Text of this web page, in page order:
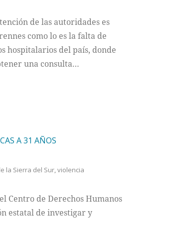
de las autoridades es
como lo es la falta de
hospitalarios del país, donde
una consulta…
A 31 AÑOS
la Sierra del Sur,violencia
Centro de Derechos Humanos
estatal de investigar y